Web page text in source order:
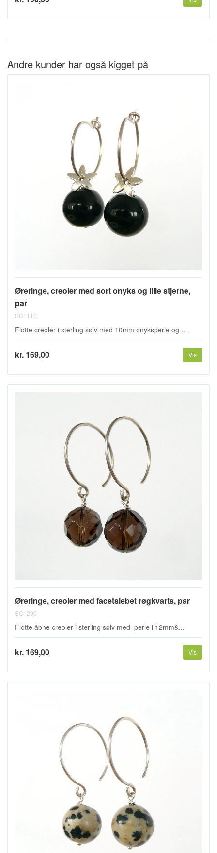
Andre kunder har også kigget på
Øreringe, creoler med sort onyks og lille stjerne,
par
SC1110
Flotte creoler i sterling sølv med 10mm onyksperle og ...
kr. 169,00 Vis
Øreringe, creoler med facetslebet røgkvarts, par
SC1200
Flotte åbne creoler i sterling sølv med perle i 12mm&...
kr. 169,00 Vis